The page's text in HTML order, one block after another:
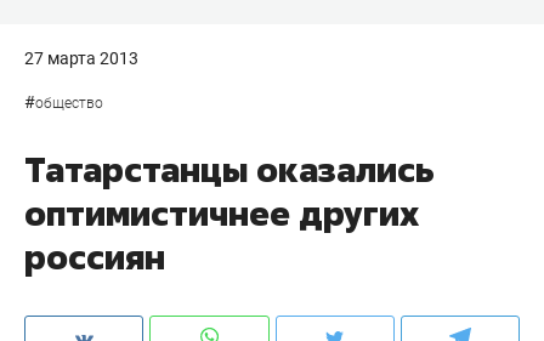
27 марта 2013
#общество
Татарстанцы оказались
оптимистичнее других
россиян